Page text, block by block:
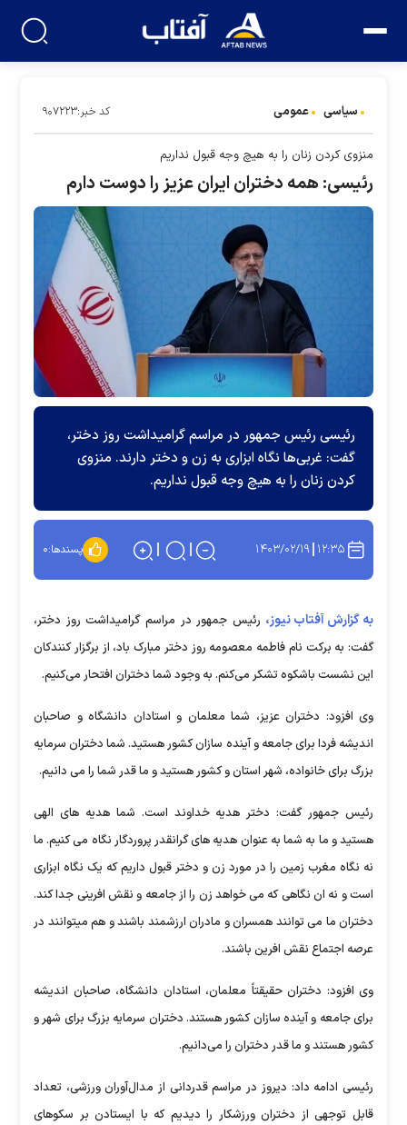
سیاسی عمومی کد خبر:۹۰۷۲۲۳
منزوی کردن زنان را به هیچ وجه قبول نداریم
رئیسی: همه دختران ایران عزیز را دوست دارم
رئیسی رئیس جمهور در مراسم گرامیداشت روز دختر،
گفت: غربی‌ها نگاه ابزاری به زن و دختر دارند. منزوی
کردن زنان را به هیچ وجه قبول نداریم.
۱۲:۳۵ ۱۴۰۳/۰۲/۱۹ پسندها:۰
به گزارش آفتاب نیوز، رئیس جمهور در مراسم گرامیداشت روز دختر،
گفت: به برکت نام فاطمه معصومه روز دختر مبارک باد، از برگزار کنندکان
این نشست باشکوه تشکر می‌کنم. به وجود شما دختران افتحار می‌کنیم.
وی افزود: دختران عزیز، شما معلمان و استادان دانشگاه و صاحبان
اندیشه فردا برای جامعه و آینده سازان کشور هستید. شما دختران سرمایه
بزرگ برای خانواده، شهر استان و کشور هستید و ما قدر شما را می دانیم.
رئیس جمهور گفت: دختر هدیه خداوند است. شما هدیه های الهی
هستید و ما به شما به عنوان هدیه های گرانقدر پروردگار نگاه می کنیم. ما
نه نگاه مغرب زمین را در مورد زن و دختر قبول داریم که یک نگاه ابزاری
است و نه ان نگاهی که می خواهد زن را از جامعه و نقش افرینی جدا کند.
دختران ما می توانند همسران و مادران ارزشمند باشند و هم میتوانند در
عرصه اجتماع نقش افرین باشند.
وی افزود: دختران حقیقتاً معلمان، استادان دانشگاه، صاحبان اندیشه
برای جامعه و آینده سازان کشور هستند. دختران سرمایه بزرگ برای شهر و
کشور هستند و ما قدر دختران را می‌دانیم.
رئیسی ادامه داد: دیروز در مراسم قدردانی از مدال‌آوران ورزشی، تعداد
قابل توجهی از دختران ورزشکار را دیدیم که با ایستادن بر سکوهای